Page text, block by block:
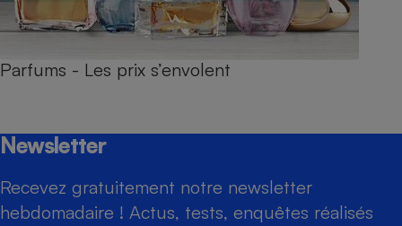
Parfums - Les prix s’envolent
Newsletter
Recevez gratuitement notre newsletter
hebdomadaire ! Actus, tests, enquêtes réalisés